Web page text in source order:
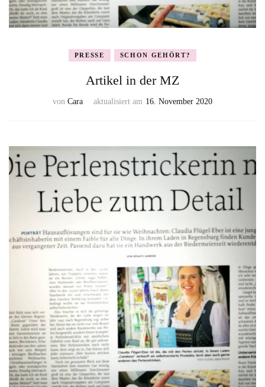
PRESSE SCHON GEHÖRT?
Artikel in der MZ
von Cara aktualisiert am 16. November 2020